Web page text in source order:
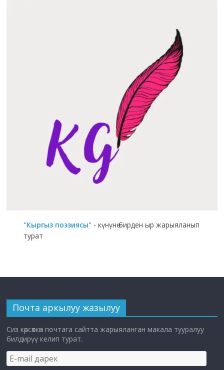
"Кыргыз поэзиясы" - күнүнө бирден ыр жарыяланып
турат
Почта аркылуу жазылуу
Сиз көрсөткөн почтага сайтта жарыяланган макала тууралуу
билдирүү келип турат.
E-
mail